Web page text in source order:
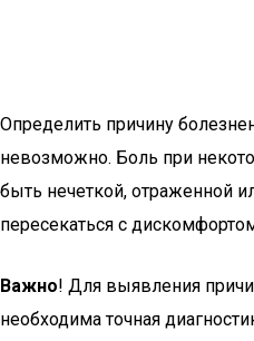
Определить причину
невозможно. Боль при
быть нечеткой, отраженной
пересекаться с
Важно! Для выявления
необходима точная